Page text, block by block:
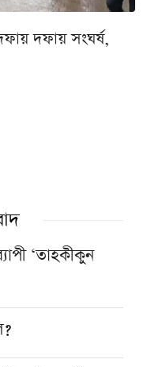
দফায় সংঘর্ষ,
‘তাহকীকুন